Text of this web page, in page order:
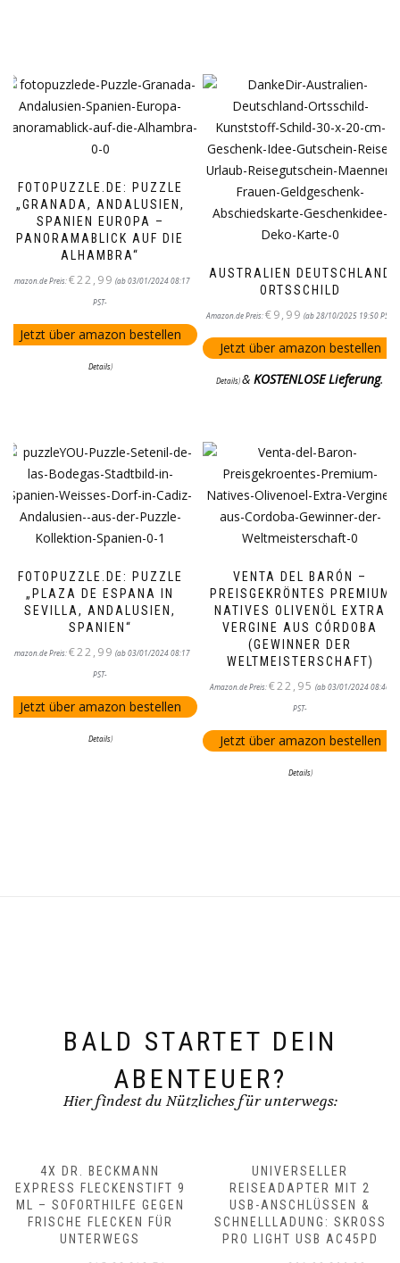
FOTOPUZZLE.DE: PUZZLE
„GRANADA, ANDALUSIEN,
SPANIEN EUROPA –
PANORAMABLICK AUF DIE
ALHAMBRA“
Amazon.de Preis:€22,99 (ab 03/01/2024 08:17
PST-
Jetzt über amazon bestellen
Details)
AUSTRALIEN DEUTSCHLAND
ORTSSCHILD
Amazon.de Preis:€9,99 (ab 28/10/2025 19:50 PST-
Jetzt über amazon bestellen
Details)& KOSTENLOSE Lieferung.
FOTOPUZZLE.DE: PUZZLE
„PLAZA DE ESPANA IN
SEVILLA, ANDALUSIEN,
SPANIEN“
Amazon.de Preis:€22,99 (ab 03/01/2024 08:17
PST-
Jetzt über amazon bestellen
Details)
VENTA DEL BARÓN –
PREISGEKRÖNTES PREMIUM
NATIVES OLIVENÖL EXTRA
VERGINE AUS CÓRDOBA
(GEWINNER DER
WELTMEISTERSCHAFT)
Amazon.de Preis:€22,95 (ab 03/01/2024 08:46
PST-
Jetzt über amazon bestellen
Details)
BALD STARTET DEIN
ABENTEUER?
Hier findest du Nützliches für unterwegs:
4X DR. BECKMANN
EXPRESS FLECKENSTIFT 9
ML – SOFORTHILFE GEGEN
FRISCHE FLECKEN FÜR
UNTERWEGS
UNIVERSELLER
REISEADAPTER MIT 2
USB-ANSCHLÜSSEN &
SCHNELLLADUNG: SKROSS
PRO LIGHT USB AC45PD